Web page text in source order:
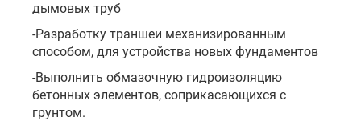
дымовых труб
-Разработку траншеи механизированным
способом, для устройства новых фундаментов
-Выполнить обмазочную гидроизоляцию
бетонных элементов, соприкасающихся с
грунтом.